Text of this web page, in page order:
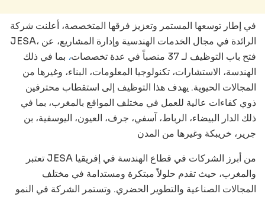
في إطار توسعها المستمر وتعزيز فرقها المتخصصة، أعلنت شركة
JESA، الرائدة في مجال الخدمات الهندسية وإدارة المشاريع، عن
فتح باب التوظيف لـ 37 منصباً في عدة تخصصات
، بما في ذلك
الهندسة، الاستشارات، تكنولوجيا المعلومات، البناء، وغيرها من
المجالات الحيوية. يهدف هذا التوظيف إلى استقطاب محترفين
ذوي كفاءات عالية للعمل في مختلف المواقع بالمغرب، بما في
ذلك الدار البيضاء، الرباط، آسفي، جرف، العيون، اليوسفية، بن
جرير، خريبكة وغيرها من المدن
تعتبر JESA من أبرز الشركات في قطاع الهندسة في إفريقيا
والمغرب، حيث تقدم حلولاً مبتكرة ومستدامة في مختلف
المجالات الصناعية والتطوير الحضري. وتستمر الشركة في النمو